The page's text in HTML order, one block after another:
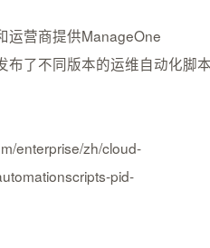
运营商提供ManageOne
布了不同版本的运维自动化脚
enterprise/zh/cloud-
pid-